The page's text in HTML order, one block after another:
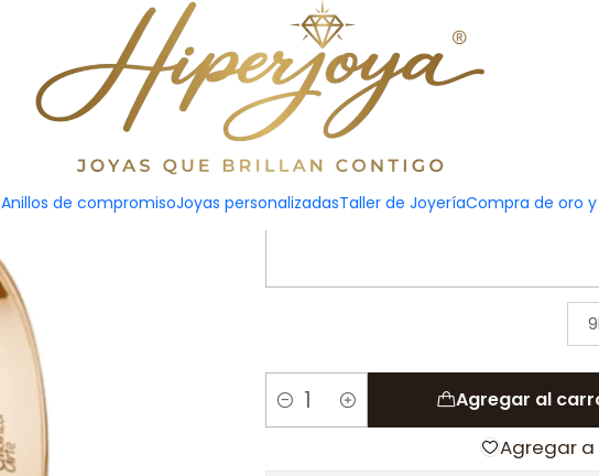
Anillos de compromisoJoyas personalizadasTaller de JoyeríaCompra de oro
INDICA LA
Cantidad
Agregar al
Agregar